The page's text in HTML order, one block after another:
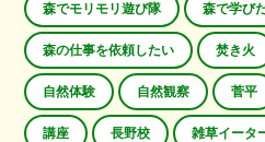
森でモリモリ遊び隊 森で学び
森の仕事を依頼したい 焚き火
自然体験 自然観察 菅平
講座 長野校 雑草イータ